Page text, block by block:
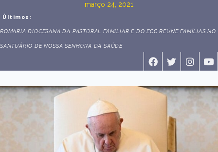
março 24, 2021
Últimos:
ROMARIA DIOCESANA DA PASTORAL FAMILIAR E DO ECC REÚNE FAMÍLIAS NO
SANTUÁRIO DE NOSSA SENHORA DA SAÚDE